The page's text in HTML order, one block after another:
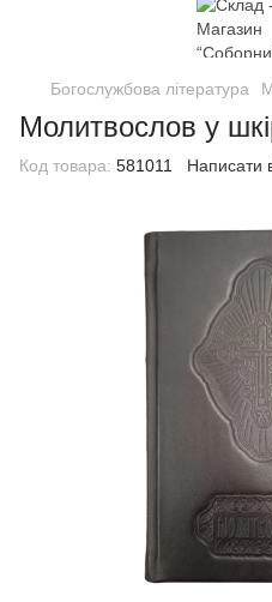
Богослужбова література
Молитвослов у
Код товара: 581011 Написати